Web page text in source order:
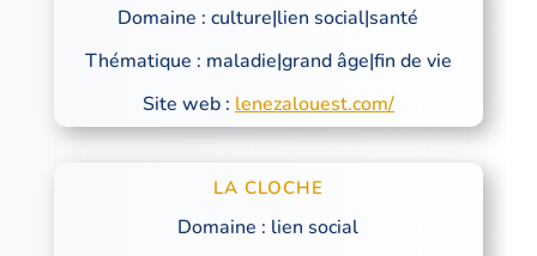
Domaine : culture|lien social|santé
Thématique : maladie|grand âge|fin de vie
Site web : lenezalouest.com/
LA CLOCHE
Domaine : lien social